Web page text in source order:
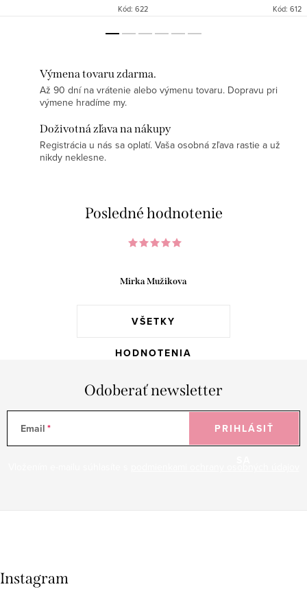
Kód: 622 Kód: 612
Výmena tovaru zdarma.
Až 90 dní na vrátenie alebo výmenu tovaru. Dopravu pri
výmene hradíme my.
Doživotná zľava na nákupy
Registrácia u nás sa oplatí. Vaša osobná zľava rastie a už
nikdy neklesne.
Posledné hodnotenie
VŠETKY
HODNOTENIA
Mirka Mužikova
Odoberať newsletter
Email PRIHLÁSIŤ
Instagram